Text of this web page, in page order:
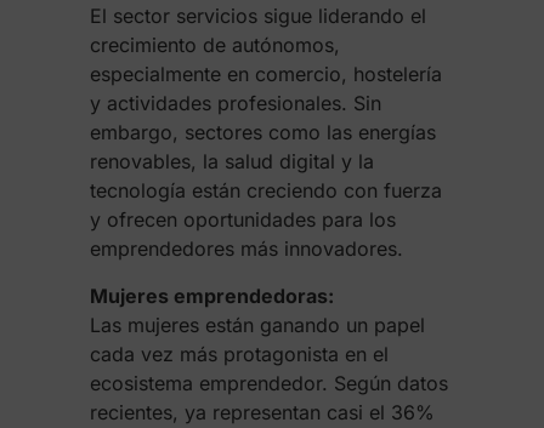
El sector servicios sigue liderando el
crecimiento de autónomos,
especialmente en comercio, hostelería
y actividades profesionales. Sin
embargo, sectores como las energías
renovables, la salud digital y la
tecnología están creciendo con fuerza
y ofrecen oportunidades para los
emprendedores más innovadores.
Mujeres emprendedoras:
Las mujeres están ganando un papel
cada vez más protagonista en el
ecosistema emprendedor. Según datos
recientes, ya representan casi el 36%